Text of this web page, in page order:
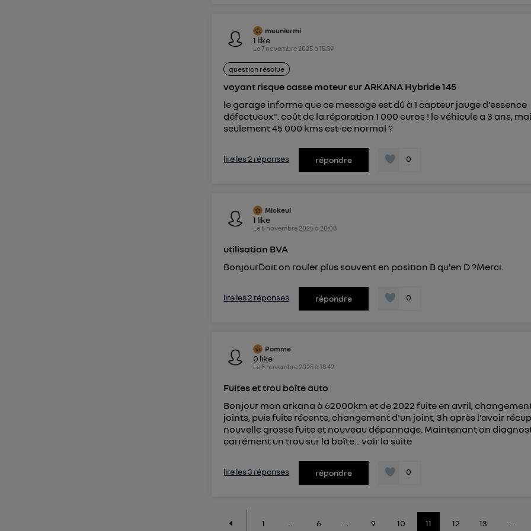
meuniermi
1 like
Le7 novembre 2025à15:39
question résolue
voyant risque casse moteur sur ARKANA Hybride 145
le garage informe que ce message est dû à 1 capteur jauge d'essence
défectueux". coût de la réparation 1 000 euros ! le véhicule a 3 ans,
seulement 45 000 kms est-ce normal ?
lire les 2 réponses répondre 0
Mickeul
1 like
Le 5 novembre 2025à 20:08
utilisation BVA
BonjourDoit on rouler plus souvent en position B qu'en D ?Merci.
lire les 2 réponses répondre 0
Pomme
0 like
Le 3 novembre 2025à18:42
Fuites et trou boîte auto
Bonjour mon arkana à 62000km et de 2022 fuite en avril,
joints, puis fuite récente, changement d'un joint, 3h après l'avoir
nouvelle grosse fuite et nouveau dépannage. Maintenant on
carrément un trou sur la boîte...voir la suite
lire les 3 réponses répondre 0
1 6 9 10 11 12 13